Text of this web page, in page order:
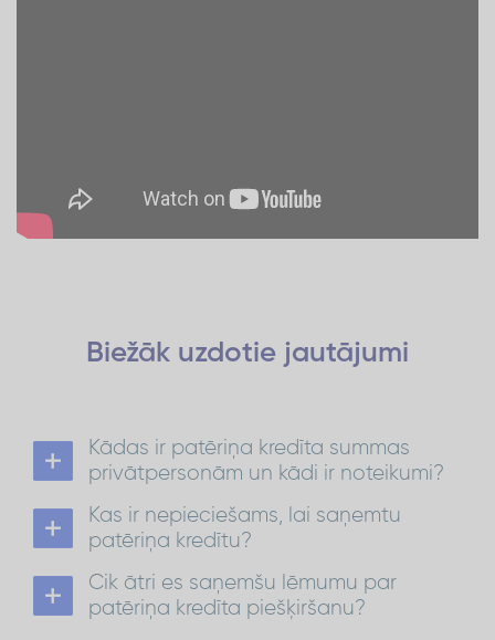
Biežāk uzdotie jautājumi
Kādas ir patēriņa kredīta summas
privātpersonām un kādi ir noteikumi?
līdz 1500 EUR ar atmaksas termiņu līdz 72
mēnešiem.
No 1 501 EUR līdz 15 000 EUR atmaksas termiņš ir
Vairāk par kredītu:Patēriņa kredīts
Kas ir nepieciešams, lai saņemtu
patēriņa kredītu?
ir jābūt Latvijas pastāvīgajam iedzīvotājam
vecumā no 21 līdz 70 gadiem*;
nepieciešams konts kādā no Latvijas
Cik ātri es saņemšu lēmumu par
patēriņa kredīta piešķiršanu?